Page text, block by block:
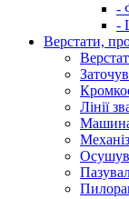
-
-
Верстати,
Лінії
Машина